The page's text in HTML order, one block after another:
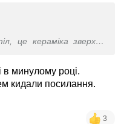
це кераміка зверху?
у темі:)
в минулому році.
кидали посилання.
3